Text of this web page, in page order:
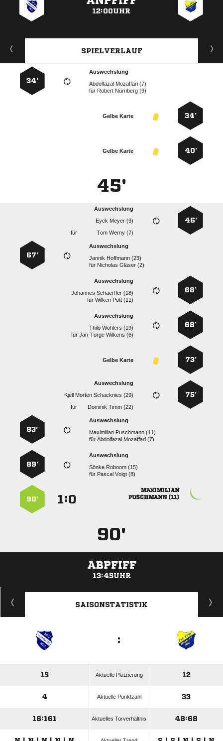
12:00UHR
SPIELVERLAUF
Auswechslung
  
für   
34’
34’
Gelbe Karte
40’
Gelbe Karte
45'
46’
Auswechslung
  
für
  
Auswechslung
  
für   
67’
68’
Auswechslung
  
für  
68’
Auswechslung
  
für  
73’
Gelbe Karte
75’
Auswechslung
   
für
  
Auswechslung
  
für  
83’
Auswechslung
  
für   
89’

 
:
90’
90'
ABPFIFF
13:45UHR
ANZEIGE
SAISONSTATISTIK
:
15 Aktuelle Platzierung 12
4 Aktuelle Punktzahl 33
16:161 Aktuelles Torverhältnis 48:68